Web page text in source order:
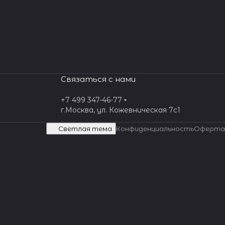
Связаться с нами
+7 499 347-46-77
г.Москва, ул. Кожевническая 7c1
Светлая тема КонфиденциальностьОферта